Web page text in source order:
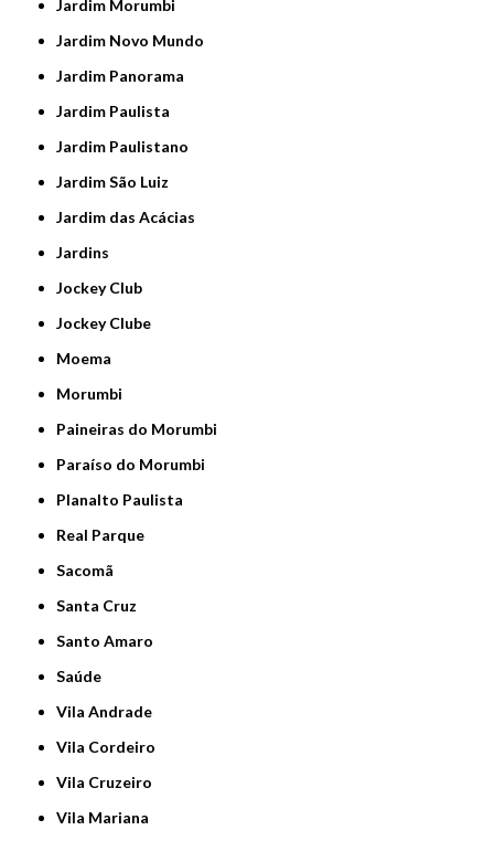
Jardim Morumbi
Jardim Novo Mundo
Jardim Panorama
Jardim Paulista
Jardim Paulistano
Jardim São Luiz
Jardim das Acácias
Jardins
Jockey Club
Jockey Clube
Moema
Morumbi
Paineiras do Morumbi
Paraíso do Morumbi
Planalto Paulista
Real Parque
Sacomã
Santa Cruz
Santo Amaro
Saúde
Vila Andrade
Vila Cordeiro
Vila Cruzeiro
Vila Mariana